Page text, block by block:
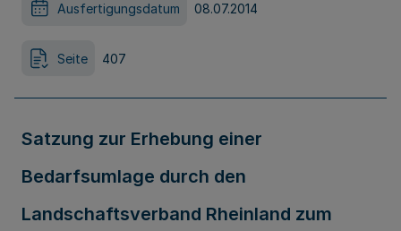
Ausfertigungsdatum 08.07.2014
Seite 407
Satzung zur Erhebung einer
Bedarfsumlage durch den
Landschaftsverband Rheinland zum